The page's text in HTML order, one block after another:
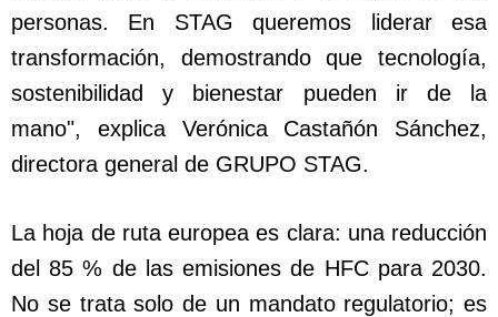
personas. En STAG queremos liderar esa
transformación, demostrando que tecnología,
sostenibilidad y bienestar pueden ir de la
mano", explica Verónica Castañón Sánchez,
directora general de GRUPO STAG.
La hoja de ruta europea es clara: una reducción
del 85 % de las emisiones de HFC para 2030.
No se trata solo de un mandato regulatorio; es